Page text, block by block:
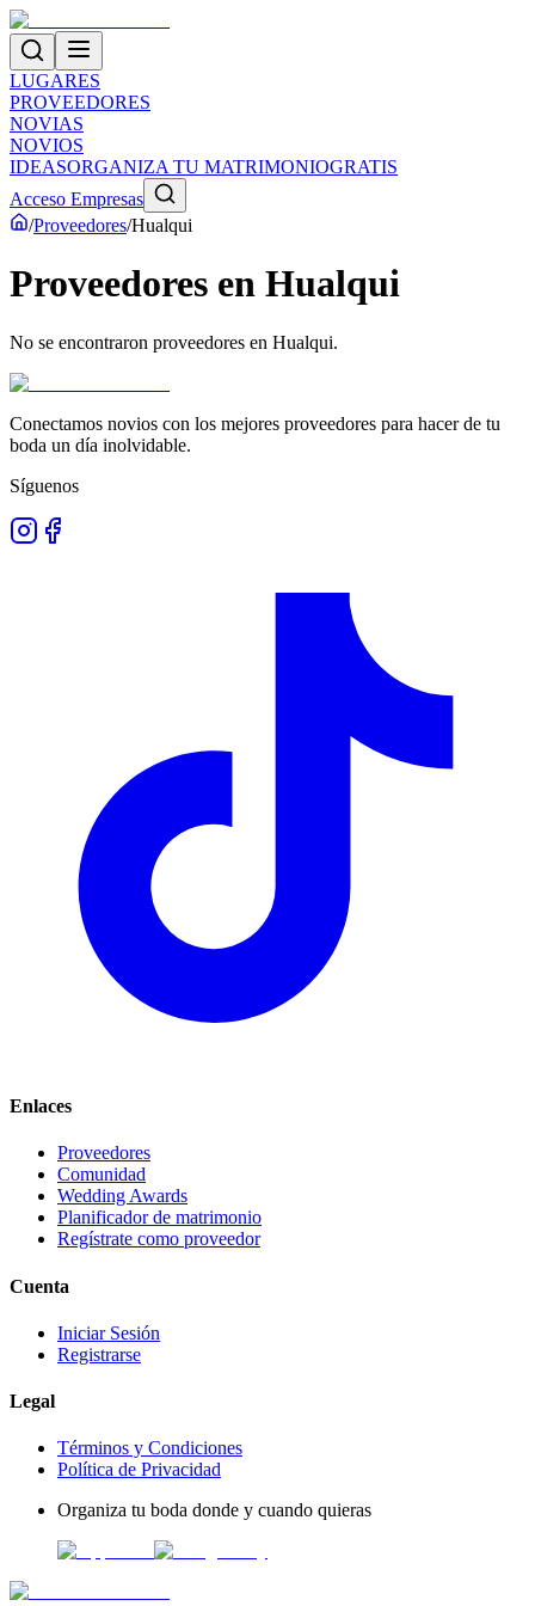
LUGARES
PROVEEDORES
NOVIAS
NOVIOS
IDEASORGANIZA TU MATRIMONIOGRATIS
Acceso Empresas
/Proveedores/Hualqui
Proveedores en Hualqui
No se encontraron proveedores en Hualqui.
Conectamos novios con los mejores proveedores para hacer de tu
boda un día inolvidable.
Síguenos
Enlaces
Proveedores
Comunidad
Wedding Awards
Planificador de matrimonio
Regístrate como proveedor
Cuenta
Iniciar Sesión
Registrarse
Legal
Términos y Condiciones
Política de Privacidad
Organiza tu boda donde y cuando quieras